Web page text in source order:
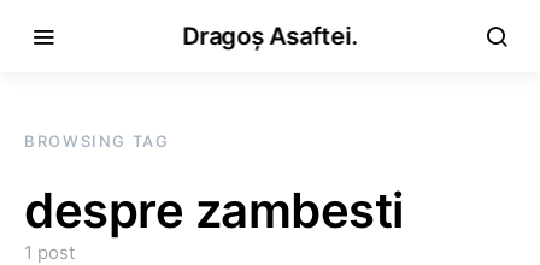
Dragoș Asaftei.
BROWSING TAG
despre zambesti
1 post